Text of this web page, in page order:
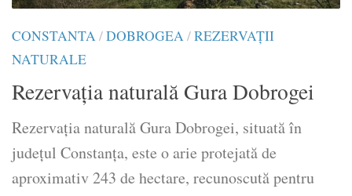
CONSTANTA/DOBROGEA/REZERVAȚII
NATURALE
Rezervația naturală Gura Dobrogei
Rezervația naturală Gura Dobrogei, situată în
județul Constanța, este o arie protejată de
aproximativ 243 de hectare, recunoscută pentru